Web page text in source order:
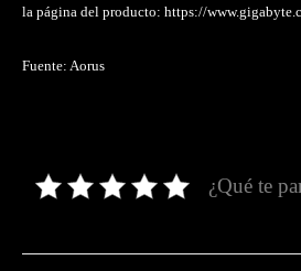
la página del producto: https://
Fuente: Aorus
¿Qué te